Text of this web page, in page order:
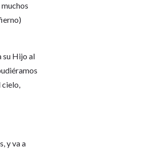
muchos
su Hijo al
cielo,
y va a